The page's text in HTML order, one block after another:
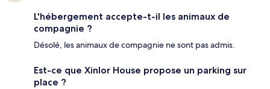
L'hébergement accepte-t-il les animaux de
compagnie ?
Désolé, les animaux de compagnie ne sont pas admis.
Est-ce que Xinlor House propose un parking sur
place ?